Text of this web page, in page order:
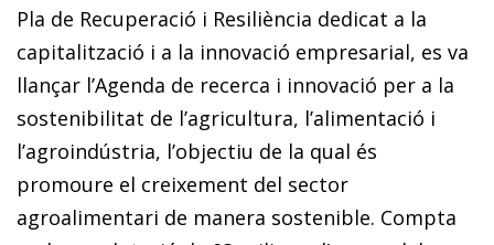
Pla de Recuperació i Resiliència dedicat a la
capitalització i a la innovació em­­presarial, es va
llançar l’Agenda de recerca i innovació per a la
sostenibilitat de l’agricultura, l’alimentació i
l’agro­­indústria, l’objectiu de la qual és
promoure el creixement del sector
agroalimentari de manera sostenible. Compta